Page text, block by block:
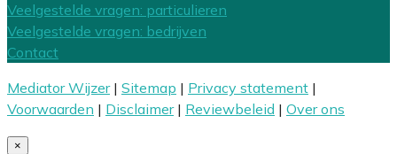
Veelgestelde vragen: particulieren
Veelgestelde vragen: bedrijven
Contact
Mediator Wijzer| Sitemap | Privacy statement |
Voorwaarden | Disclaimer| Reviewbeleid | Over ons
×